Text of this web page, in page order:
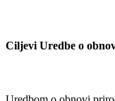
Ciljevi Uredbe o